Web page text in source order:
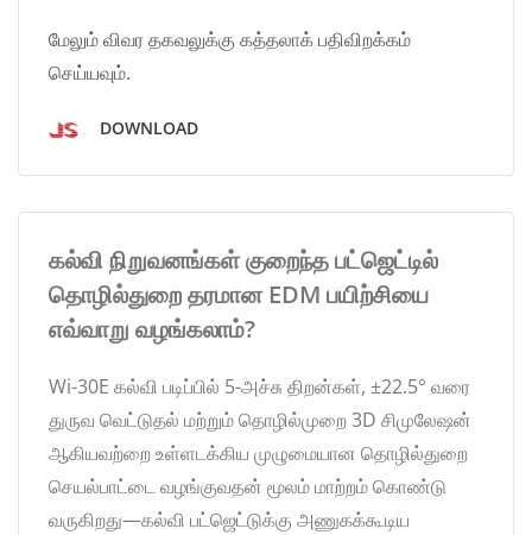
மேலும் விவர தகவலுக்கு கத்தலாக் பதிவிறக்கம்
செய்யவும்.
DOWNLOAD
கல்வி நிறுவனங்கள் குறைந்த பட்ஜெட்டில்
தொழில்துறை தரமான EDM பயிற்சியை
எவ்வாறு வழங்கலாம்?
Wi-30E கல்வி படிப்பில் 5-அச்சு திறன்கள், ±22.5° வரை
துருவ வெட்டுதல் மற்றும் தொழில்முறை 3D சிமுலேஷன்
ஆகியவற்றை உள்ளடக்கிய முழுமையான தொழில்துறை
செயல்பாட்டை வழங்குவதன் மூலம் மாற்றம் கொண்டு
வருகிறது—கல்வி பட்ஜெட்டுக்கு அணுகக்கூடிய